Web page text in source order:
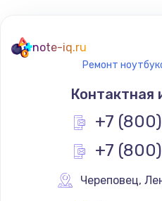
note-iq.ru
Ремонт
Контактная
+7
+7
Череповец,